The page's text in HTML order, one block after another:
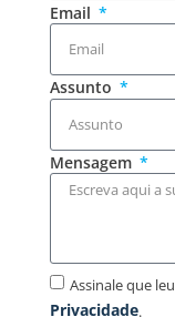
Email
Assunto
Mensagem
Assinale que
Privacidade.